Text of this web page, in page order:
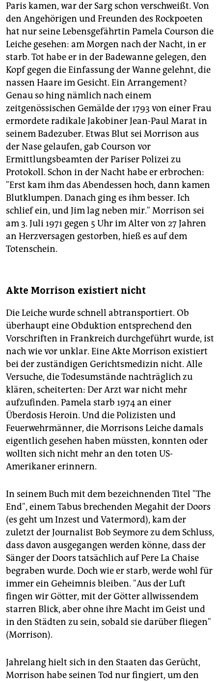
Paris kamen, war der Sarg schon verschweißt. Von
den Angehörigen und Freunden des Rockpoeten
hat nur seine Lebensgefährtin Pamela Courson die
Leiche gesehen: am Morgen nach der Nacht, in er
starb. Tot habe er in der Badewanne gelegen, den
Kopf gegen die Einfassung der Wanne gelehnt, die
nassen Haare im Gesicht. Ein Arrangement?
Genau so hing nämlich nach einem
zeitgenössischen Gemälde der 1793 von einer Frau
ermordete radikale Jakobiner Jean-Paul Marat in
seinem Badezuber. Etwas Blut sei Morrison aus
der Nase gelaufen, gab Courson vor
Ermittlungsbeamten der Pariser Polizei zu
Protokoll. Schon in der Nacht habe er erbrochen:
"Erst kam ihm das Abendessen hoch, dann kamen
Blutklumpen. Danach ging es ihm besser. Ich
schlief ein, und Jim lag neben mir." Morrison sei
am 3. Juli 1971 gegen 5 Uhr im Alter von 27 Jahren
an Herzversagen gestorben, hieß es auf dem
Totenschein.
Akte Morrison existiert nicht
Die Leiche wurde schnell abtransportiert. Ob
überhaupt eine Obduktion entsprechend den
Vorschriften in Frankreich durchgeführt wurde, ist
nach wie vor unklar. Eine Akte Morrison existiert
bei der zuständigen Gerichtsmedizin nicht. Alle
Versuche, die Todesumstände nachträglich zu
klären, scheiterten: Der Arzt war nicht mehr
aufzufinden. Pamela starb 1974 an einer
Überdosis Heroin. Und die Polizisten und
Feuerwehrmänner, die Morrisons Leiche damals
eigentlich gesehen haben müssten, konnten oder
wollten sich nicht mehr an den toten US-
Amerikaner erinnern.
In seinem Buch mit dem bezeichnenden Titel "The
End", einem Tabus brechenden Megahit der Doors
(es geht um Inzest und Vatermord), kam der
zuletzt der Journalist Bob Seymore zu dem Schluss,
dass davon ausgegangen werden könne, dass der
Sänger der Doors tatsächlich auf Pere La Chaise
begraben wurde. Doch wie er starb, werde wohl für
immer ein Geheimnis bleiben. "Aus der Luft
fingen wir Götter, mit der Götter allwissendem
starren Blick, aber ohne ihre Macht im Geist und
in den Städten zu sein, sobald sie darüber fliegen"
(Morrison).
Jahrelang hielt sich in den Staaten das Gerücht,
Morrison habe seinen Tod nur fingiert, um den